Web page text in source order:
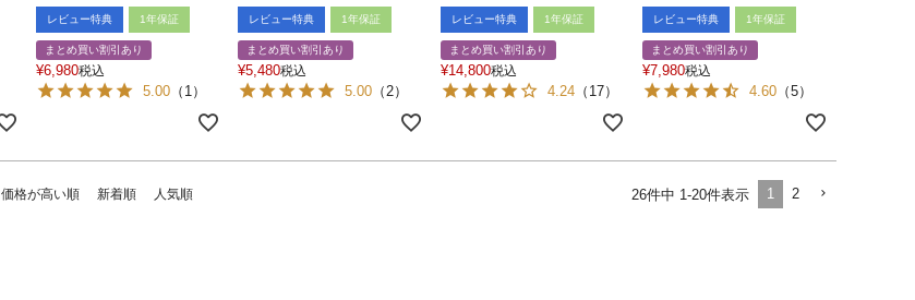
レビュー特典 1年保証
まとめ買い割引あり
¥6,980税込
5.00（ 1）
レビュー特典 1年保証
まとめ買い割引あり
¥5,480税込
5.00 （2）
レビュー特典 1年保証
まとめ買い割引あり
¥14,800税込
4.24（ 17）
レビュー特典 1年保証
まとめ買い割引あり
¥7,980税込
4.60 （5）
価格が高い順 新着順 人気順 26件中 1-20件表示 1 2